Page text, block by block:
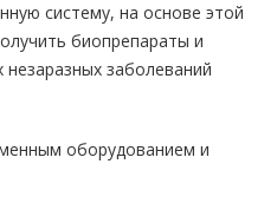
систему, на основе этой
биопрепараты и
заболеваний
оборудованием и